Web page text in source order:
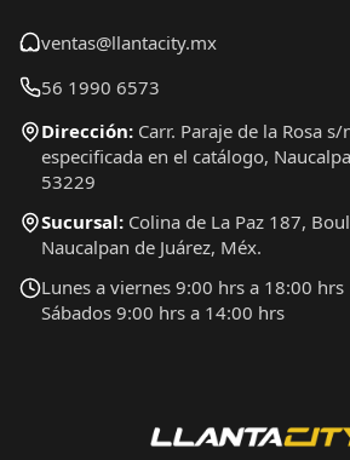
ventas@llantacity.mx
56 1990 6573
Dirección: Carr. Paraje de la Rosa
especificada en el catálogo,
53229
Sucursal: Colina de La Paz 187,
Naucalpan de Juárez, Méx.
Lunes a viernes 9:00 hrs a 18:00 hrs
Sábados 9:00 hrs a 14:00 hrs